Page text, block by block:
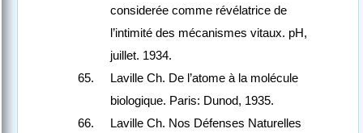
considerée comme révélatrice de
l’intimité des mécanismes vitaux. pH,
juillet. 1934.
Laville Ch. De l’atome à la molécule
biologique. Paris: Dunod, 1935.
Laville Ch. Nos Défenses Naturelles